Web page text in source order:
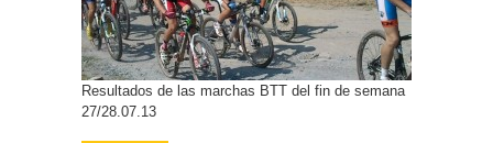
Resultados de las marchas BTT del fin de semana
27/28.07.13